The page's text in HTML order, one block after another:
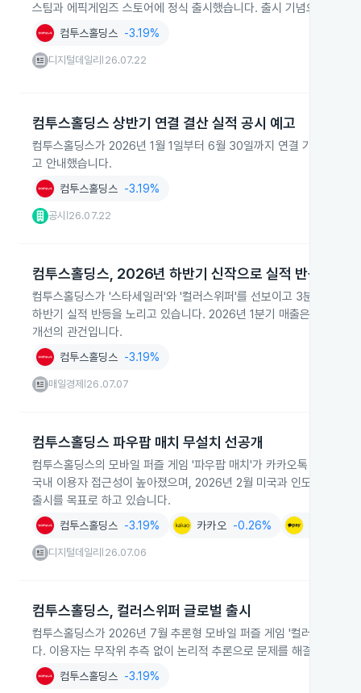
스팀과 에픽게임즈 스토어에 정식 출시했습니다. 출시 기념으로 약 2
컴투스홀딩스 -3.19%
디지털데일리 26.07.22
컴투스홀딩스 상반기 연결 결산 실적 공시 예고
컴투스홀딩스가 2026년 1월 1일부터 6월 30일까지 연결 기준 결산
고 안내했습니다.
컴투스홀딩스 -3.19%
공시 26.07.22
컴투스홀딩스, 2026년 하반기 신작으로 실적 반등 시도
컴투스홀딩스가 '스타세일러'와 '컬러스위퍼'를 선보이고 3분기 카카
하반기 실적 반등을 노리고 있습니다. 2026년 1분기 매출은 171억원
개선의 관건입니다.
컴투스홀딩스 -3.19%
매일경제 26.07.07
컴투스홀딩스 파우팝 매치 무설치 선공개
컴투스홀딩스의 모바일 퍼즐 게임 '파우팝 매치'가 카카오톡 게임 탭
국내 이용자 접근성이 높아졌으며, 2026년 2월 미국과 인도네시아
출시를 목표로 하고 있습니다.
컴투스홀딩스 -3.19% 카카오 -0.26%
디지털데일리 26.07.06
컴투스홀딩스, 컬러스위퍼 글로벌 출시
컴투스홀딩스가 2026년 7월 추론형 모바일 퍼즐 게임 '컬러스위퍼'
다. 이용자는 무작위 추측 없이 논리적 추론으로 문제를 해결해야 하
컴투스홀딩스 -3.19%